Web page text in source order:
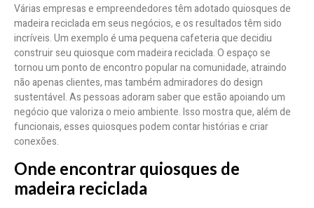
Várias empresas e empreendedores têm adotado quiosques de
madeira reciclada em seus negócios, e os resultados têm sido
incríveis. Um exemplo é uma pequena cafeteria que decidiu
construir seu quiosque com madeira reciclada. O espaço se
tornou um ponto de encontro popular na comunidade, atraindo
não apenas clientes, mas também admiradores do design
sustentável. As pessoas adoram saber que estão apoiando um
negócio que valoriza o meio ambiente. Isso mostra que, além de
funcionais, esses quiosques podem contar histórias e criar
conexões.
Onde encontrar quiosques de
madeira reciclada